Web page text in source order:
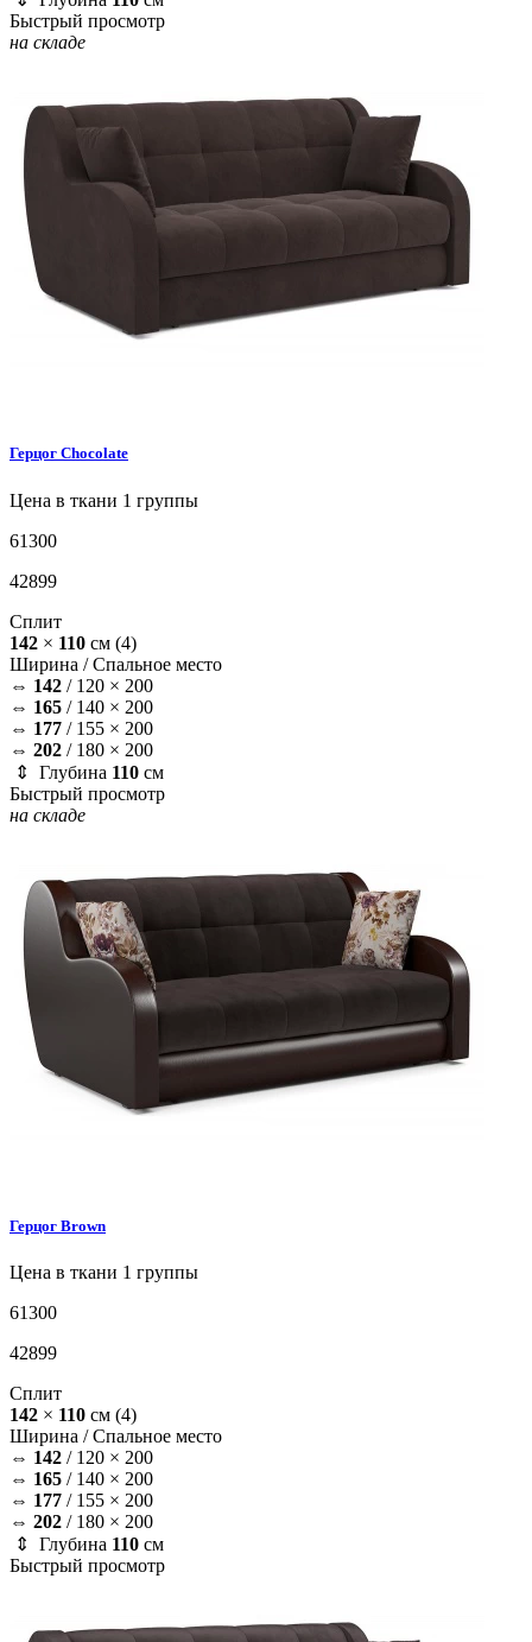
Быстрый просмотр
на складе
Герцог Chocolate
Цена в ткани 1 группы
61300
42899
Сплит
142 × 110 см (4)
Ширина /Спальное место
⇔ 142 / 120 × 200
⇔ 165 / 140 × 200
⇔ 177 / 155 × 200
⇔ 202 / 180 × 200
⇕ Глубина 110 см
Быстрый просмотр
на складе
Герцог Brown
Цена в ткани 1 группы
61300
42899
Сплит
142 × 110 см (4)
Ширина /Спальное место
⇔ 142 / 120 × 200
⇔ 165 / 140 × 200
⇔ 177 / 155 × 200
⇔ 202 / 180 × 200
⇕ Глубина 110 см
Быстрый просмотр